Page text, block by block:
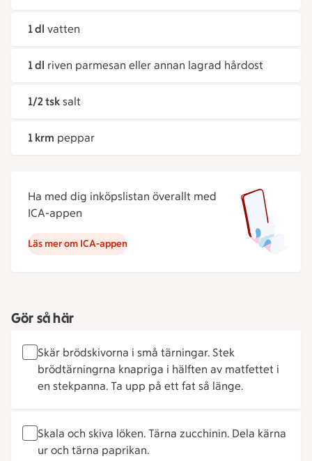
1 dl vatten
1 dl riven parmesan eller annan lagrad hårdost
1/2 tsk salt
1 krm peppar
Ha med dig inköpslistan överallt med
ICA-appen
Läs mer om ICA-appen
Gör så här
Skär brödskivorna i små tärningar. Stek
brödtärningrna knapriga i hälften av matfettet i
en stekpanna. Ta upp på ett fat så länge.
Skala och skiva löken. Tärna zucchinin. Dela kärna
ur och tärna paprikan.